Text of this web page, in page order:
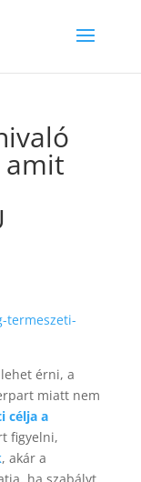
amit
termeszeti-
érni, a
miatt nem
célja a
figyelni,
, akár a